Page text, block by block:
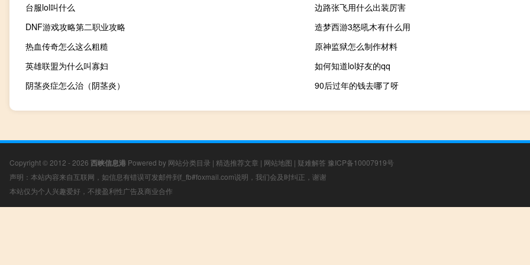
台服lol叫什么
边路张飞用什么出装厉害
DNF游戏攻略第二职业攻略
造梦西游3怒吼木有什么用
热血传奇怎么这么粗糙
原神监狱怎么制作材料
英雄联盟为什么叫寡妇
如何知道lol好友的qq
阴茎炎症怎么治（阴茎炎）
90后过年的钱去哪了呀
Copyright © 2012 - 2026 西峡信息港 Powered by 网站分类目录 | 精选推荐文章 | 网站地图 | 疑难解答 豫ICP备10007919号
声明：本站内容来自互联网，如信息有错误可发邮件到f_fb#foxmail.com说明，我们会及时纠正，谢谢
本站仅为个人兴趣爱好，不接盈利性广告及商业合作